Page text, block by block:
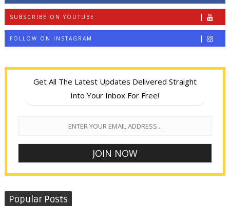
SUBSCRIBE ON YOUTUBE
FOLLOW ON INSTAGRAM
Get All The Latest Updates Delivered Straight
Into Your Inbox For Free!
Popular Posts